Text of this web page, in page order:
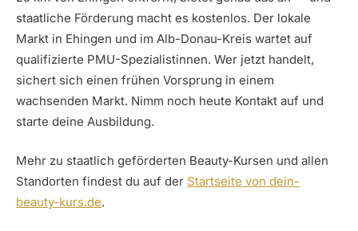
staatliche Förderung macht es kostenlos. Der lokale
Markt in Ehingen und im Alb-Donau-Kreis wartet auf
qualifizierte PMU-Spezialistinnen. Wer jetzt handelt,
sichert sich einen frühen Vorsprung in einem
wachsenden Markt. Nimm noch heute Kontakt auf und
starte deine Ausbildung.
Mehr zu staatlich geförderten Beauty-Kursen und allen
Standorten findest du auf der Startseite von dein-
beauty-kurs.de.